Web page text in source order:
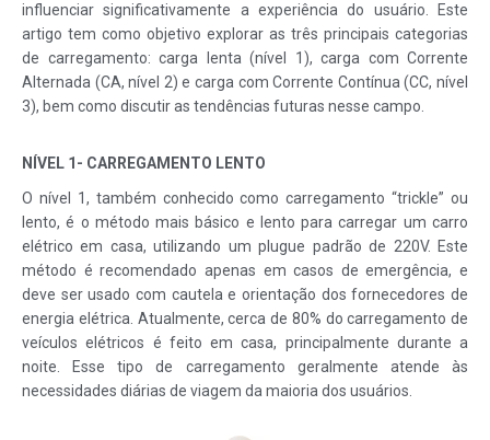
influenciar significativamente a experiência do usuário. Este
artigo tem como objetivo explorar as três principais categorias
de carregamento: carga lenta (nível 1), carga com Corrente
Alternada (CA, nível 2) e carga com Corrente Contínua (CC, nível
3), bem como discutir as tendências futuras nesse campo.
NÍVEL 1- CARREGAMENTO LENTO
O nível 1, também conhecido como carregamento “trickle” ou
lento, é o método mais básico e lento para carregar um carro
elétrico em casa, utilizando um plugue padrão de 220V. Este
método é recomendado apenas em casos de emergência, e
deve ser usado com cautela e orientação dos fornecedores de
energia elétrica. Atualmente, cerca de 80% do carregamento de
veículos elétricos é feito em casa, principalmente durante a
noite. Esse tipo de carregamento geralmente atende às
necessidades diárias de viagem da maioria dos usuários.